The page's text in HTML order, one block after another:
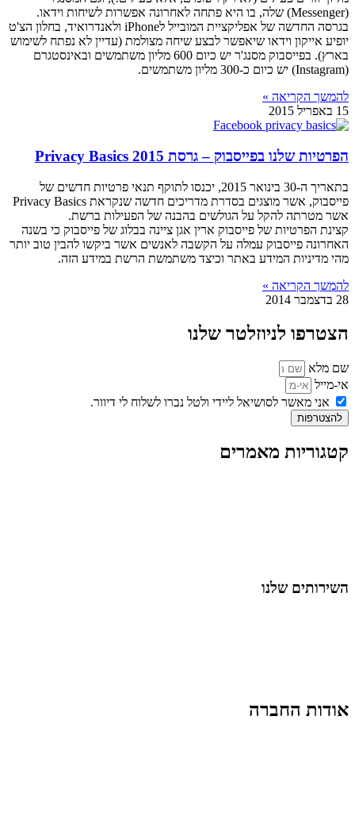
(Messenger) שלה, בו היא פתחה לאחרונה אפשרות לשיחות וידאו.
בגרסה החדשה של אפליקציית המובייל לiPhone ולאנדרואיד, בחלון הצ'ט
יופיע אייקון וידאו שיאפשר לבצע שיחה מצולמת (עדיין לא נפתח לשימוש
בארץ). בפייסבוק מסנג'ר יש כיום 600 מליון משתמשים ובאינסטגרם
(Instagram) יש כיום כ-300 מליון משתמשים.
להמשך הקריאה »
15 באפריל 2015
הפרטיות שלנו בפייסבוק – גרסת 2015 Privacy Basics
בתאריך ה-30 בינואר 2015, יכנסו לתוקף תנאי פרטיות חדשים של
פייסבוק, אשר מוצגים בסדרת מדריכים חדשה שנקראת Privacy Basics
אשר מטרתה להקל על הגולשים בהבנה של הפעילות ברשת.
קצינת הפרטיות של פייסבוק ארין אגן ציינה בבלוג של פייסבוק כי בשנה
האחרונה פייסבוק עמלה על הקשבה לאנשים אשר ביקשו להבין טוב יותר
מהי מדיניות המידע באתר וכיצד משתמשת הרשת במידע הזה.
להמשך הקריאה »
28 בדצמבר 2014
הצטרפו לניוזלטר שלנו
שם מלא
אי-מייל
אני מאשר לסושיאל ליידי ולטל נברו לשלוח לי דיוור.
להצטרפות
קטגוריות מאמרים
השירותים שלנו
אודות החברה